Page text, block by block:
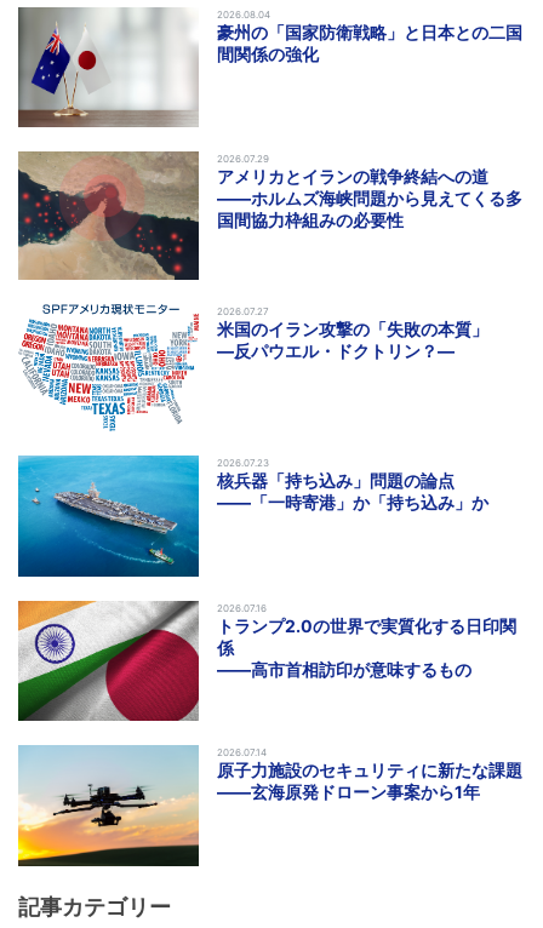
2026.08.04
豪州の「国家防衛戦略」と日本との二国
間関係の強化
2026.07.29
アメリカとイランの戦争終結への道
――ホルムズ海峡問題から見えてくる多
国間協力枠組みの必要性
2026.07.27
米国のイラン攻撃の「失敗の本質」
―反パウエル・ドクトリン？―
2026.07.23
核兵器「持ち込み」問題の論点
――「一時寄港」か「持ち込み」か
2026.07.16
トランプ2.0の世界で実質化する日印関
係
――高市首相訪印が意味するもの
2026.07.14
原子力施設のセキュリティに新たな課題
――玄海原発ドローン事案から1年
記事カテゴリー